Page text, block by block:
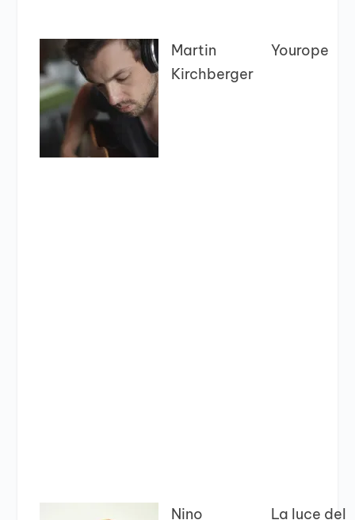
Martin
Kirchberger
Yourope
Nino
La luce del